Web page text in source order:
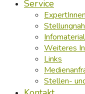
Service
Weiteres
Links
Stellen-